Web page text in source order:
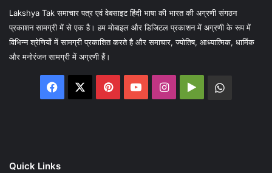
Lakshya Tak समाचार पत्र एवं वेबसाइट हिंदी भाषा की भारत की अग्रणी संगठन
प्रकाशन सामग्री में से एक है। हम मोबाइल और डिजिटल प्रकाशन में अग्रणी के रूप में
विभिन्न श्रेणियों में सामग्री प्रकाशित करते है और समाचार, ज्योतिष, आध्यात्मिक, धार्मिक
और मनोरंजन सामग्री में अग्रणी हैं।
Facebook PinterestYouTubeInstagram
Google
Quick Links